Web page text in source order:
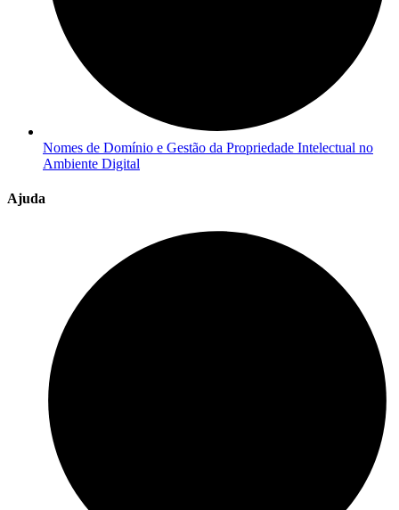
Nomes de Domínio e Gestão da Propriedade Intelectual no
Ambiente Digital
Ajuda